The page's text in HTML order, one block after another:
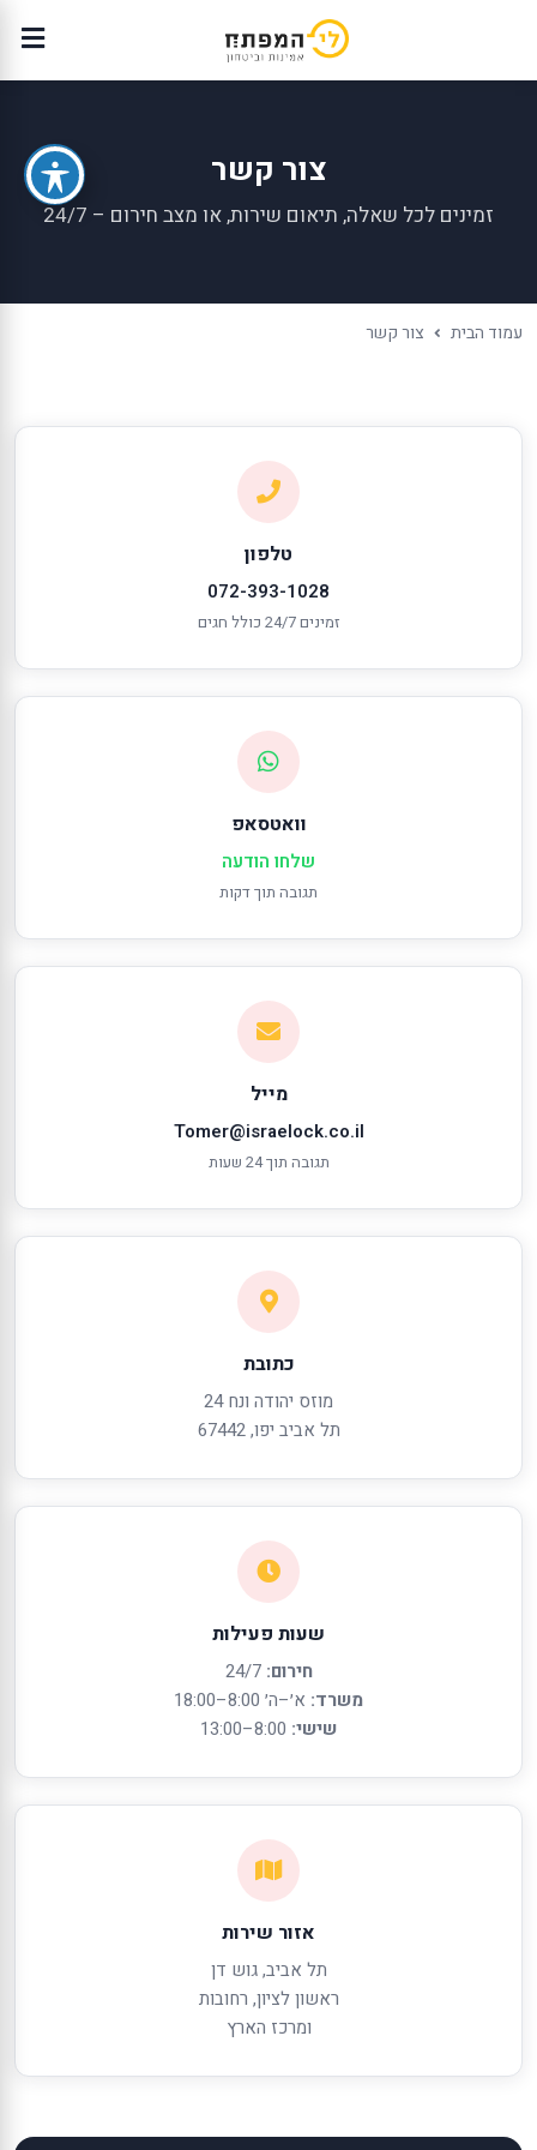
צור קשר
זמינים לכל שאלה, תיאום שירות, או מצב חירום – 24/7
עמוד הבית צור קשר
טלפון
072-393-1028
זמינים 24/7 כולל חגים
וואטסאפ
שלחו הודעה
תגובה תוך דקות
מייל
Tomer@israelock.co.il
תגובה תוך 24 שעות
כתובת
מוזס יהודה ונח 24
תל אביב יפו, 67442
שעות פעילות
חירום: 24/7
משרד: א׳–ה׳ 8:00–18:00
שישי:
אזור שירות
תל אביב, גוש דן
ראשון לציון, רחובות
ומרכז הארץ